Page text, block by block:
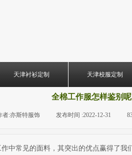
天津衬衫定制 天津校服定制
全棉工作服怎样鉴别
者:亦斯特服饰 发布时间 :2022-12-31
常见的面料，其突出的优点赢得了我